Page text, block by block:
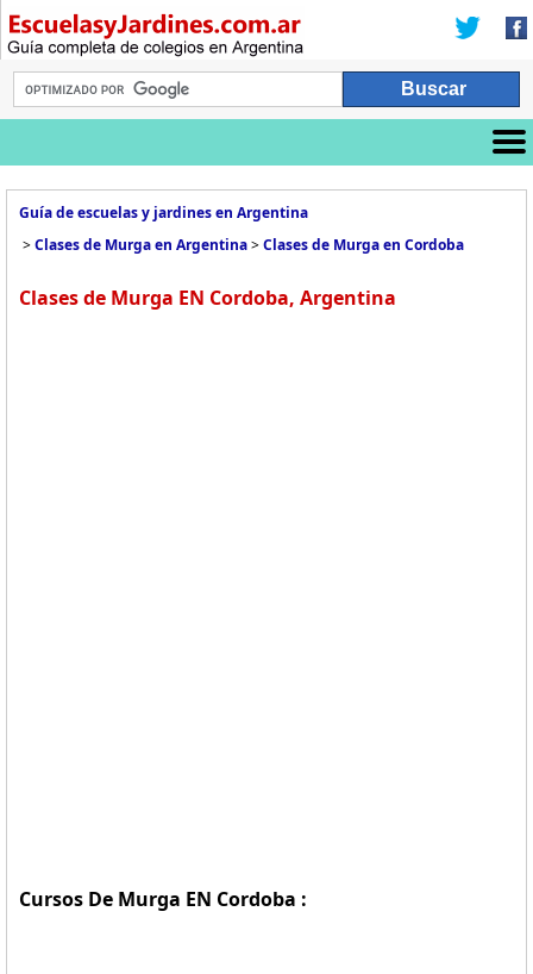
Guía de escuelas y jardines en Argentina
>Clases de Murga en Argentina>Clases de Murga en Cordoba
Clases de Murga EN Cordoba, Argentina
Cursos De Murga EN Cordoba :